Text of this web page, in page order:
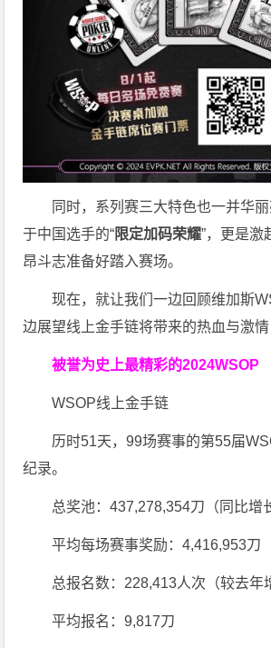
同时，系列赛三大特色也一并华
于中国选手的“限定加码荣耀”，更是激
昂斗志准备好踏入赛场。
现在，就让我们一边回顾维加斯
边展望线上金手链将带来的热血与激情
被誉为史上最精彩的2024WSOP
WSOP线上金手链
历时51天，99场赛事的第55届
纪录。
总奖池：437,278,354刀（同比增
平均每场赛事奖励：4,416,953刀
总报名数：228,413人次（较去年
平均报名：9,817刀